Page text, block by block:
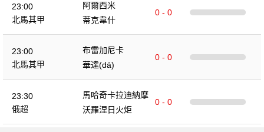
23:00
北馬其甲
阿爾西米
0 - 0
蒂克韋什
23:00
北馬其甲
布雷加尼卡
0 - 0
華達(dá)
23:30
俄超
馬哈奇卡拉迪納摩
0 - 0
沃羅涅日火炬